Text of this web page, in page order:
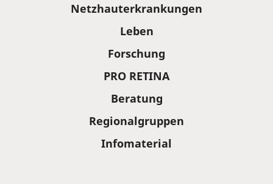
Netzhauterkrankungen
Leben
Forschung
PRO RETINA
Beratung
Regionalgruppen
Infomaterial